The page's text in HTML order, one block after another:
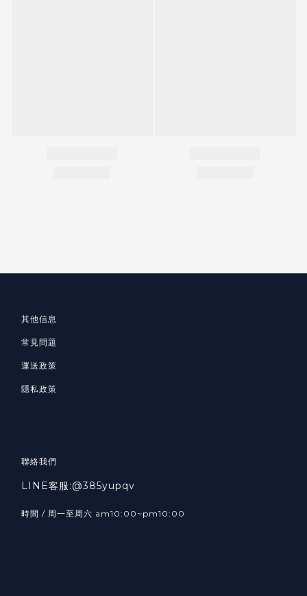
其他信息
常見問題
運送政策
隱私政策
聯絡我們
LINE客服:@385yupqv
時間 / 周一至周六 am10:00~pm10:00